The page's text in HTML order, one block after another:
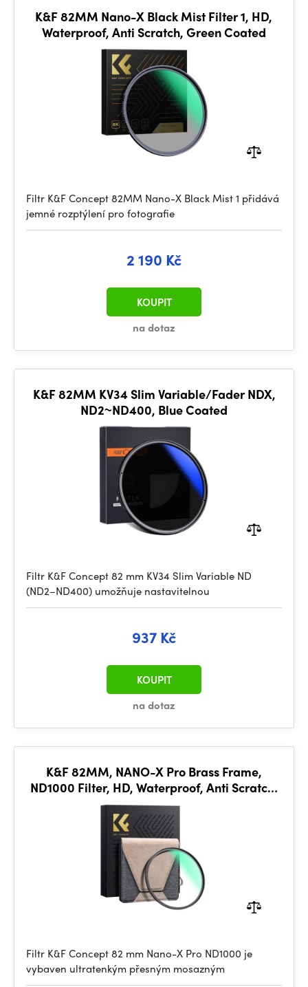
K&F 82MM Nano-X Black Mist Filter 1, HD,
Waterproof, Anti Scratch, Green Coated
Filtr K&F Concept 82MM Nano-X Black Mist 1 přidává
jemné rozptýlení pro fotografie
2 190 Kč
na dotaz
KOUPIT
K&F 82MM KV34 Slim Variable/Fader NDX,
ND2~ND400, Blue Coated
Filtr K&F Concept 82 mm KV34 Slim Variable ND
(ND2–ND400) umožňuje nastavitelnou
937 Kč
na dotaz
KOUPIT
K&F 82MM, NANO-X Pro Brass Frame,
ND1000 Filter, HD, Waterproof, Anti Scratch,
Green Coated
Filtr K&F Concept 82 mm Nano-X Pro ND1000 je
vybaven ultratenkým přesným mosazným